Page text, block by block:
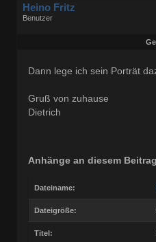
Heino Fritz
Benutzer
Dann lege ich sein Porträt
Gruß von zuhause
Dietrich
Anhänge an diesem Beitrag
Dateiname:
Dateigröße:
Titel: